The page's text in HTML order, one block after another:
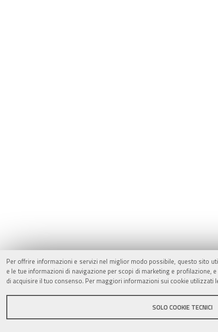
Per offrire informazioni e servizi nel miglior modo possibile, questo sito
e le tue informazioni di navigazione per scopi di marketing e
di acquisire il tuo consenso. Per maggiori informazioni sui cookie utilizzati
SOLO COOKIE TECNICI